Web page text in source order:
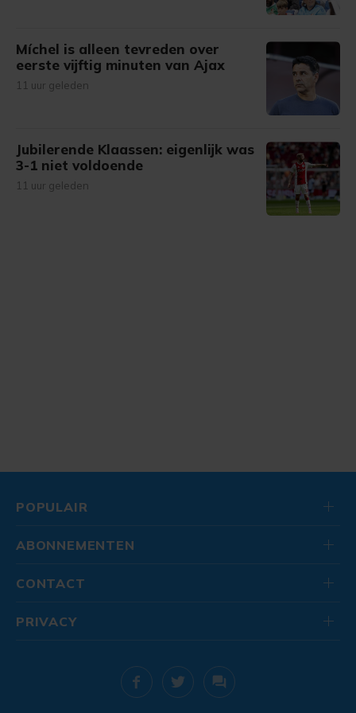
Míchel is alleen tevreden over
eerste vijftig minuten van Ajax
11 uur geleden
Jubilerende Klaassen: eigenlijk was
3-1 niet voldoende
11 uur geleden
POPULAIR
ABONNEMENTEN
CONTACT
PRIVACY